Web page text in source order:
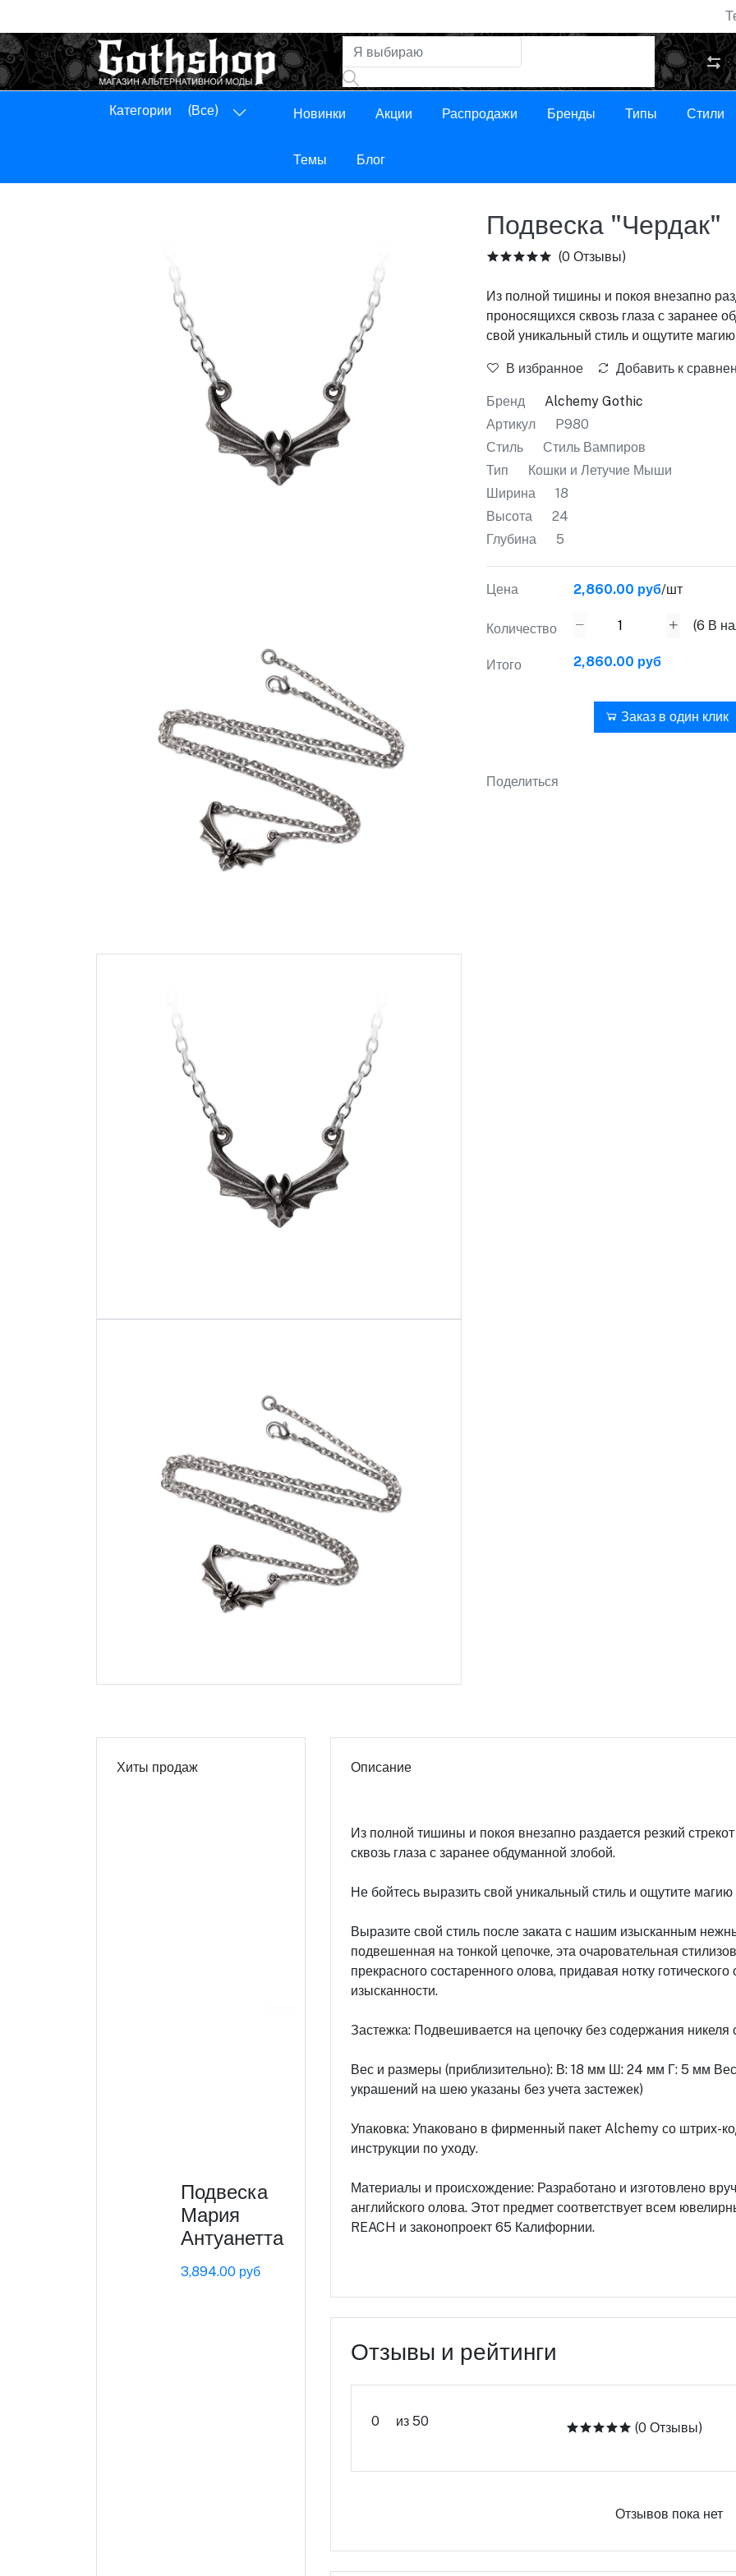
Панель управления
Категории (Все) Новинки Акции Распродажи Бренды Типы Стили
Темы Блог
Подвеска "Чердак"
(0 Отзывы)
Из полной тишины и покоя внезапно
проносящихся сквозь глаза с заранее
свой уникальный стиль и ощутите
В избранное Добавить к
Бренд
Alchemy Gothic
Артикул
P980
Стиль
Стиль Вампиров
Тип
Кошки и Летучие Мыши
Ширина
18
Высота
24
Глубина
5
Цена 2,860.00 руб/шт
Количество (6 В
Итого 2,860.00 руб
Заказ в один клик
Поделиться
Хиты продаж
Подвеска
Мария
Антуанетта
3,894.00 руб
Описание
Из полной тишины и покоя внезапно раздается резкий
сквозь глаза с заранее обдуманной злобой.
Не бойтесь выразить свой уникальный стиль и ощутите магию
Выразите свой стиль после заката с нашим изысканным
подвешенная на тонкой цепочке, эта очаровательная
прекрасного состаренного олова, придавая нотку
изысканности.
Застежка: Подвешивается на цепочку без содержания никеля
Вес и размеры (приблизительно): В: 18 мм Ш: 24 мм Г: 5 мм
украшений на шею указаны без учета застежек)
Упаковка: Упаковано в фирменный пакет Alchemy со штрих-
инструкции по уходу.
Материалы и происхождение: Разработано и изготовлено
английского олова. Этот предмет соответствует всем
REACH и законопроект 65 Калифорнии.
Отзывы и рейтинги
0 из 50 (0 Отзывы)
Отзывов пока нет